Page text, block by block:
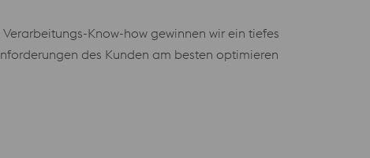
Know-how gewinnen wir ein tiefes
des Kunden am besten optimieren